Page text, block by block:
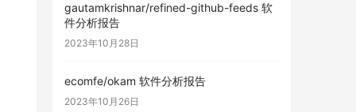
gautamkrishnar/refined-github-feeds 软
件分析报告
2023年10月28日
ecomfe/okam 软件分析报告
2023年10月26日